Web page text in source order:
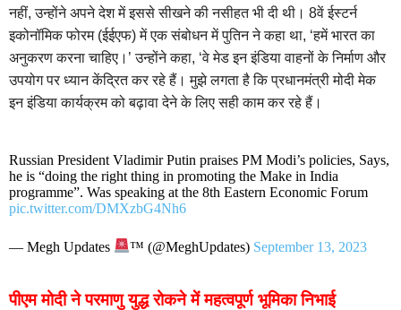
नहीं, उन्होंने अपने देश में इससे सीखने की नसीहत भी दी थी। 8वें ईस्टर्न
इकोनॉमिक फोरम (ईईएफ) में एक संबोधन में पुतिन ने कहा था, ‘हमें भारत का
अनुकरण करना चाहिए।’ उन्होंने कहा, ‘वे मेड इन इंडिया वाहनों के निर्माण और
उपयोग पर ध्यान केंद्रित कर रहे हैं। मुझे लगता है कि प्रधानमंत्री मोदी मेक
इन इंडिया कार्यक्रम को बढ़ावा देने के लिए सही काम कर रहे हैं।
Russian President Vladimir Putin praises PM Modi’s policies, Says,
he is “doing the right thing in promoting the Make in India
programme”. Was speaking at the 8th Eastern Economic Forum
pic.twitter.com/DMXzbG4Nh6
— Megh Updates ™ (@MeghUpdates) September 13, 2023
पीएम मोदी ने परमाणु युद्ध रोकने में महत्वपूर्ण भूमिका निभाई